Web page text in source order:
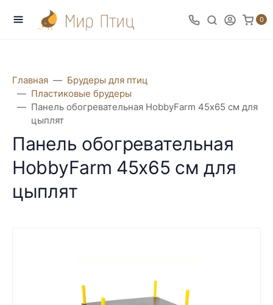
0
Главная
Брудеры для птиц
Пластиковые брудеры
Панель обогревательная HobbyFarm 45х65 см для
цыплят
Панель обогревательная
HobbyFarm 45х65 см для
цыплят